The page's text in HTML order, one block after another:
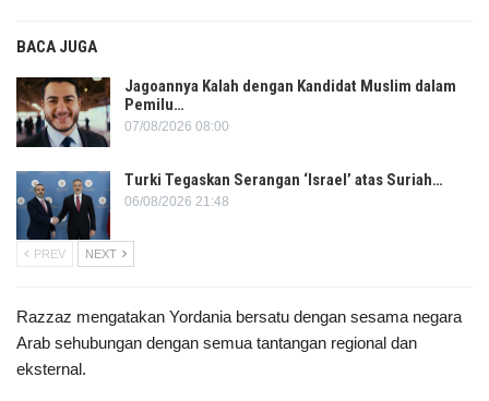
BACA JUGA
Jagoannya Kalah dengan Kandidat Muslim dalam
Pemilu…
07/08/2026 08:00
Turki Tegaskan Serangan ‘Israel’ atas Suriah…
06/08/2026 21:48
PREV NEXT
Razzaz mengatakan Yordania bersatu dengan sesama negara
Arab sehubungan dengan semua tantangan regional dan
eksternal.